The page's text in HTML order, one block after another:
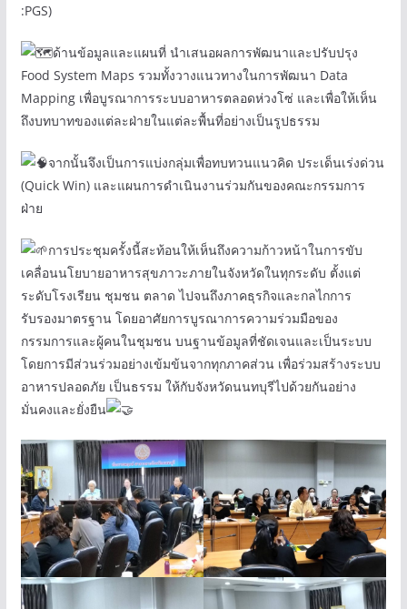
:PGS)
ด้านข้อมูลและแผนที่ นำเสนอผลการพัฒนาและปรับปรุง
Food System Maps รวมทั้งวางแนวทางในการพัฒนา Data
Mapping เพื่อบูรณาการระบบอาหารตลอดห่วงโซ่ และเพื่อให้เห็น
ถึงบทบาทของแต่ละฝ่ายในแต่ละพื้นที่อย่างเป็นรูปธรรม
จากนั้นจึงเป็นการแบ่งกลุ่มเพื่อทบทวนแนวคิด ประเด็นเร่งด่วน
(Quick Win) และแผนการดำเนินงานร่วมกันของคณะกรรมการ
ฝ่าย
การประชุมครั้งนี้สะท้อนให้เห็นถึงความก้าวหน้าในการขับ
เคลื่อนนโยบายอาหารสุขภาวะภายในจังหวัดในทุกระดับ ตั้งแต่
ระดับโรงเรียน ชุมชน ตลาด ไปจนถึงภาคธุรกิจและกลไกการ
รับรองมาตรฐาน โดยอาศัยการบูรณาการความร่วมมือของ
กรรมการและผู้คนในชุมชน บนฐานข้อมูลที่ชัดเจนและเป็นระบบ
โดยการมีส่วนร่วมอย่างเข้มข้นจากทุกภาคส่วน เพื่อร่วมสร้างระบบ
อาหารปลอดภัย เป็นธรรม ให้กับจังหวัดนนทบุรีไปด้วยกันอย่าง
มั่นคงและยั่งยืน